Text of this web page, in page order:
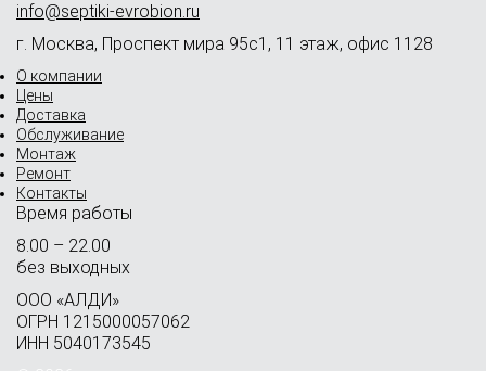
info@septiki-evrobion.ru
г. Москва, Проспект мира 95с1, 11 этаж, офис 1128
О компании
Цены
Доставка
Обслуживание
Монтаж
Ремонт
Контакты
Время работы
8.00 – 22.00
без выходных
OOO «АЛДИ»
ОГРН 1215000057062
ИНН 5040173545